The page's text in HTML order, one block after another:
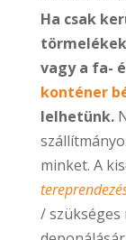
Ha csak
vagy a fa-
konténer
lelhetünk.
minket. A
/ szükséges